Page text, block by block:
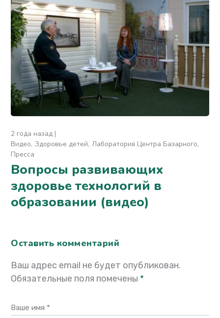
2 года назад
Видео Здоровье детей Лаборатория Центра Базарного
Пресса
Вопросы развивающих
здоровье технологий в
образовании (видео)
Оставить комментарий
Ваш адрес email не будет опубликован.
Обязательные поля помечены *
Ваше имя *